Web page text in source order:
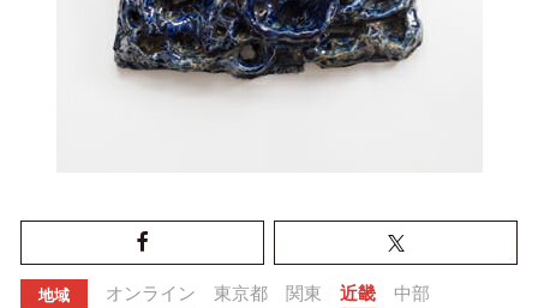
地域 オンライン 東京都 関東 近畿 中部